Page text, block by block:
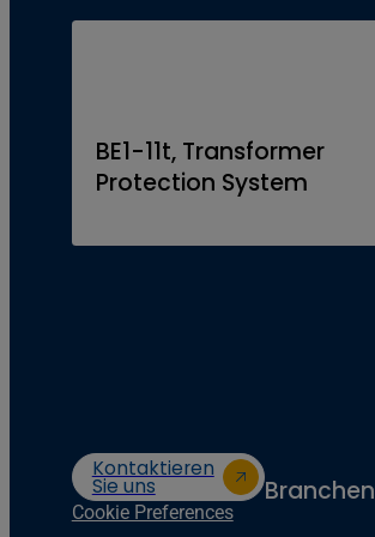
BE1-11t, Transformer
Protection System
Kontaktieren
Sie uns
Cookie Preferences
Branchen